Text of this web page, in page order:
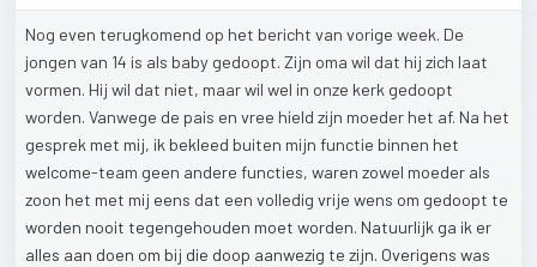
Nog even terugkomend op het bericht van vorige week. De
jongen van 14 is als baby gedoopt. Zijn oma wil dat hij zich laat
vormen. Hij wil dat niet, maarwil wel in onze kerk gedoopt
worden. Vanwege de pais en vree hield zijn moeder het af. Na het
gesprek met mij, ik bekleed buiten mijn functie binnen het
welcome-team geen andere functies, waren zowel moeder als
zoon het met mij eens dat een volledig vrije wens om gedoopt te
worden nooit tegengehouden moet worden. Natuurlijk ga ik er
alles aan doen om bij die doop aanwezig te zijn. Overigens was